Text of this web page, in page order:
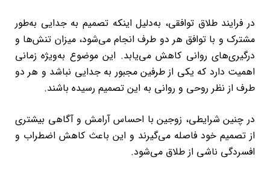
در فرایند طلاق توافقی، به‌دلیل اینکه تصمیم به جدایی به‌طور
مشترک و با توافق هر دو طرف انجام می‌شود، میزان تنش‌ها و
درگیری‌های روانی کاهش می‌یابد. این موضوع به‌ویژه زمانی
اهمیت دارد که یکی از طرفین مجبور به جدایی نباشد و هر دو
طرف از نظر روحی و روانی به این تصمیم رسیده باشند.
در چنین شرایطی، زوجین با احساس آرامش‌ و آگاهی بیشتری
از تصمیم خود فاصله می‌گیرند و این باعث کاهش اضطراب و
افسردگی ناشی از طلاق می‌شود.